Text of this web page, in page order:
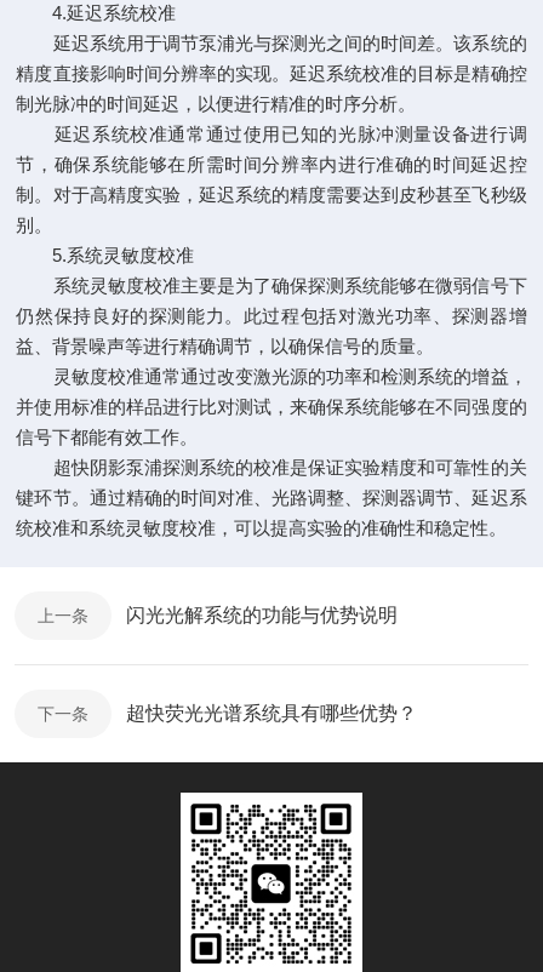
4.延迟系统校准
延迟系统用于调节泵浦光与探测光之间的时间差。该系统的
精度直接影响时间分辨率的实现。延迟系统校准的目标是精确控
制光脉冲的时间延迟，以便进行精准的时序分析。
延迟系统校准通常通过使用已知的光脉冲测量设备进行调
节，确保系统能够在所需时间分辨率内进行准确的时间延迟控
制。对于高精度实验，延迟系统的精度需要达到皮秒甚至飞秒级
别。
5.系统灵敏度校准
系统灵敏度校准主要是为了确保探测系统能够在微弱信号下
仍然保持良好的探测能力。此过程包括对激光功率、探测器增
益、背景噪声等进行精确调节，以确保信号的质量。
灵敏度校准通常通过改变激光源的功率和检测系统的增益，
并使用标准的样品进行比对测试，来确保系统能够在不同强度的
信号下都能有效工作。
超快阴影泵浦探测系统的校准是保证实验精度和可靠性的关
键环节。通过精确的时间对准、光路调整、探测器调节、延迟系
统校准和系统灵敏度校准，可以提高实验的准确性和稳定性。
上一条 闪光光解系统的功能与优势说明
下一条 超快荧光光谱系统具有哪些优势？